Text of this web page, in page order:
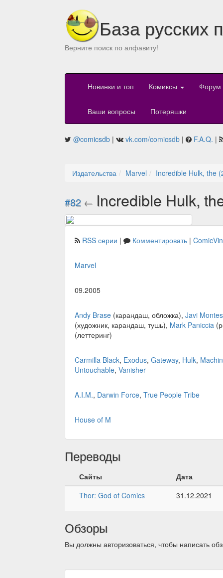
База русских
Верните поиск по алфавиту!
Новинки и топ Комиксы Форум
Ваши вопросы Потеряшки
@comicsdb | vk.com/comicsdb | F.A.Q. |
Издательства Marvel Incredible Hulk, the
#82 ← Incredible Hulk,
RSS серии | Комментировать |
Marvel
09.2005
Andy Brase (карандаш, обложка), Javi Montes
(художник, карандаш, тушь), Mark Paniccia
(леттеринг)
Carmilla Black, Exodus, Gateway, Hulk,
Untouchable, Vanisher
A.I.M., Darwin Force, True People Tribe
House of M
Переводы
Сайты
Дата
Thor: God of Comics
31.12.2021
Обзоры
Вы должны авторизоваться, чтобы написать